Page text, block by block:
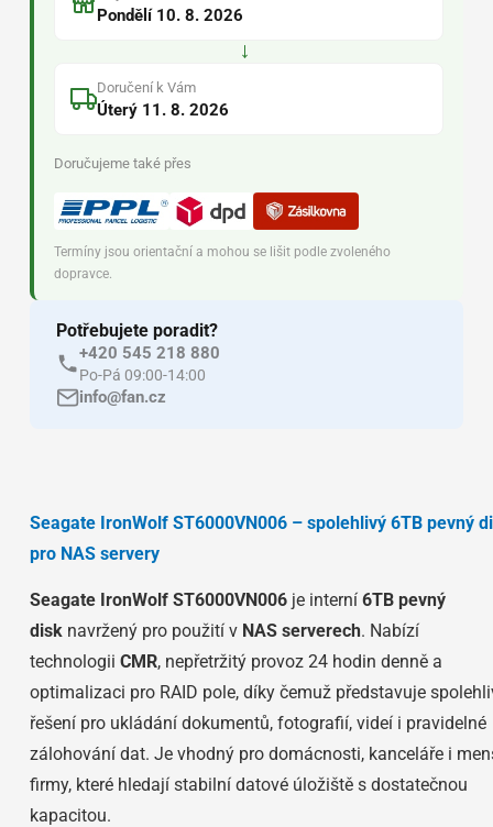
Pondělí 10. 8. 2026
→
Doručení k Vám
Úterý 11. 8. 2026
Doručujeme také přes
Termíny jsou orientační a mohou se lišit podle zvoleného
dopravce.
Potřebujete poradit?
+420 545 218 880
Po-Pá 09:00-14:00
info@fan.cz
Seagate IronWolf ST6000VN006 – spolehlivý 6TB pevný
pro NAS servery
Seagate IronWolf ST6000VN006 je interní6TB pevný
disk navržený pro použití v NAS serverech. Nabízí
technologiiCMR, nepřetržitý provoz 24 hodin denně a
optimalizaci pro RAID pole, díky čemuž představuje
řešení pro ukládání dokumentů, fotografií, videí i pravidelné
zálohování dat. Je vhodný pro domácnosti, kanceláře i
firmy, které hledají stabilní datové úložiště s dostatečnou
kapacitou.